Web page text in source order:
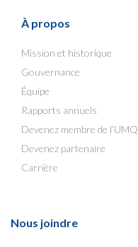
À propos
Mission et historique
Gouvernance
Équipe
Rapports annuels
Devenez membre de l’UMQ
Devenez partenaire
Carrière
Nous joindre